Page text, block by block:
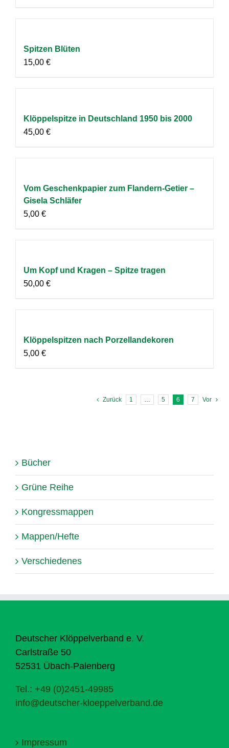
Spitzen Blüten
15,00 €
Klöppelspitze in Deutschland 1950 bis 2000
45,00 €
Vom Geschenkpapier zum Flandern-Getier –
Gisela Schläfer
5,00 €
Um Kopf und Kragen – Spitze tragen
50,00 €
Klöppelspitzen nach Porzellandekoren
5,00 €
Zurück 1 5 6 7 Vor
Bücher
Grüne Reihe
Kongressmappen
Mappen/Hefte
Verschiedenes
Deutscher Klöppelverband e. V.
Carlstraße 50
52531 Übach-Palenberg
Tel.: +49 (0)2451-49985
info@deutscher-kloeppelverband.de
Impressum